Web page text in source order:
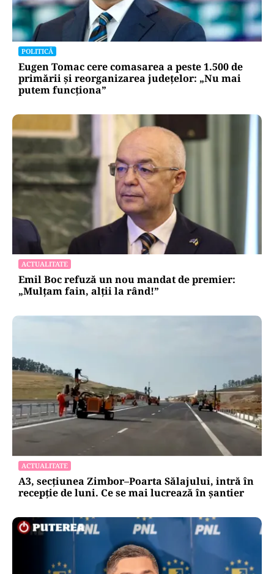
POLITICĂ
Eugen Tomac cere comasarea a peste 1.500 de
primării și reorganizarea județelor: „Nu mai
putem funcționa”
ACTUALITATE
Emil Boc refuză un nou mandat de premier:
„Mulțam fain, alții la rând!”
ACTUALITATE
A3, secțiunea Zimbor–Poarta Sălajului, intră în
recepție de luni. Ce se mai lucrează în șantier